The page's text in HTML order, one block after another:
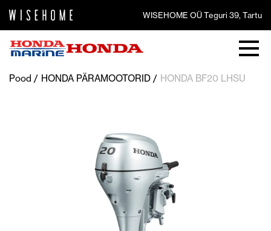
WISEHOME OÜ Teguri 39, Tartu
Pood HONDA PÄRAMOOTORID HONDA BF20 LHSU